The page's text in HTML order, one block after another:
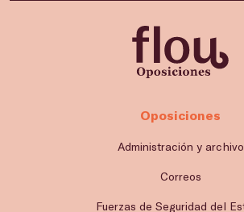
Oposiciones
Administración y archivo
Correos
Fuerzas de Seguridad del